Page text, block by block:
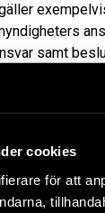
cookies
för att
samt
Vi arbetar för
men
under